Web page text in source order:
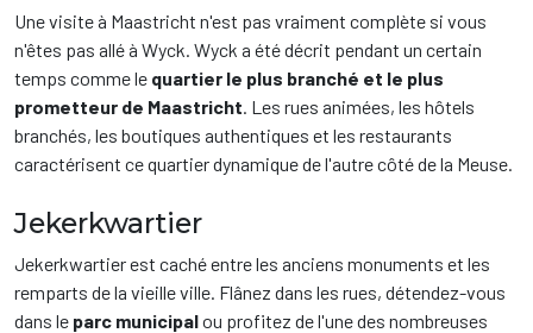
Une visite à Maastricht n'est pas vraiment complète si vous
n'êtes pas allé à Wyck. Wyck a été décrit pendant un certain
temps comme le quartier le plus branché et le plus
prometteur de Maastricht. Les rues animées, les hôtels
branchés, les boutiques authentiques et les restaurants
caractérisent ce quartier dynamique de l'autre côté de la Meuse.
Jekerkwartier
Jekerkwartier est caché entre les anciens monuments et les
remparts de la vieille ville. Flânez dans les rues, détendez-vous
dans le parc municipalou profitez de l'une des nombreuses